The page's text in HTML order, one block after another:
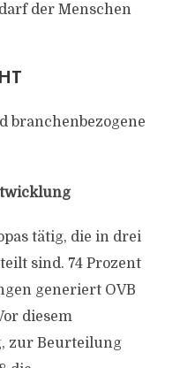
der Menschen
branchenbezogene
tätig, die in drei
sind. 74 Prozent
generiert OVB
diesem
zur Beurteilung